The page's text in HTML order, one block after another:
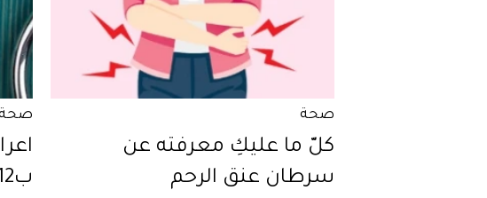
صحة
كلّ ما عليكِ معرفته عن
سرطان عنق الرحم
ب12، وهذه هي أسبابها